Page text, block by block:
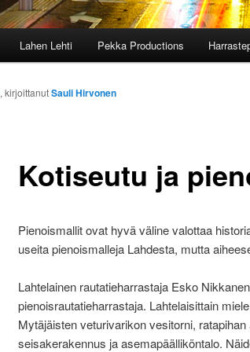
Lahen Lehti Pekka Productions
Kotiseutu ja
, kirjoittanutSauli Hirvonen
Pienoismallit ovat hyvä väline valottaa
useita pienoismalleja Lahdesta, mutta
Lahtelainen rautatieharrastaja Esko
pienoisrautatieharrastaja. Lahtelaisittain
Mytäjäisten veturivarikon vesitorni,
seisakerakennus ja asemapäälliköntalo.